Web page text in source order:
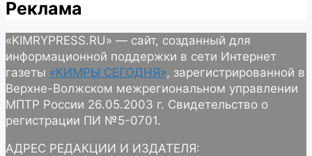
Реклама
«KIMRYPRESS.RU» — сайт, созданный для
информационной поддержки в сети Интернет
газеты «КИМРЫ СЕГОДНЯ», зарегистрированной в
Верхне-Волжском межрегиональном управлении
МПТР России 26.05.2003 г. Свидетельство о
регистрации ПИ №5-0701.
АДРЕС РЕДАКЦИИ И ИЗДАТЕЛЯ: